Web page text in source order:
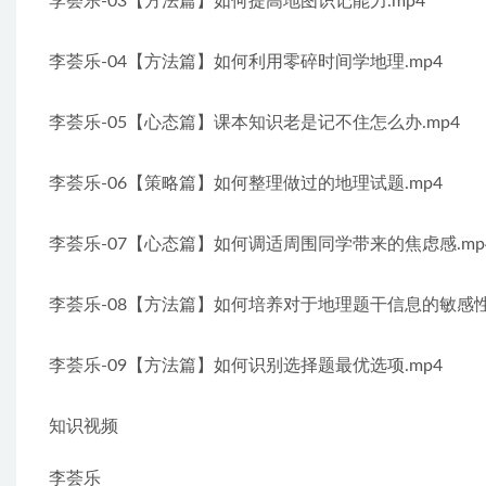
李荟乐-04【方法篇】如何利用零碎时间学地理.mp4
李荟乐-05【心态篇】课本知识老是记不住怎么办.mp4
李荟乐-06【策略篇】如何整理做过的地理试题.mp4
李荟乐-07【心态篇】如何调适周围同学带来的焦虑感
李荟乐-08【方法篇】如何培养对于地理题干信息的敏感
李荟乐-09【方法篇】如何识别选择题最优选项.mp4
知识视频
李荟乐